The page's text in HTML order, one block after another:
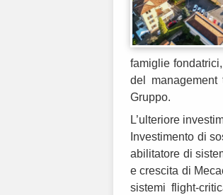
famiglie
del management
Gruppo.
L’ulteriore
Investimento di
abilitatore di
e crescita di
sistemi flight-